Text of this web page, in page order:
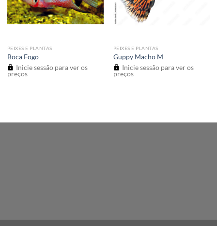
PEIXES E PLANTAS
Boca Fogo
Inicie sessão para ver os
preços
PEIXES E PLANTAS
Guppy Macho M
Inicie sessão para ver os
preços